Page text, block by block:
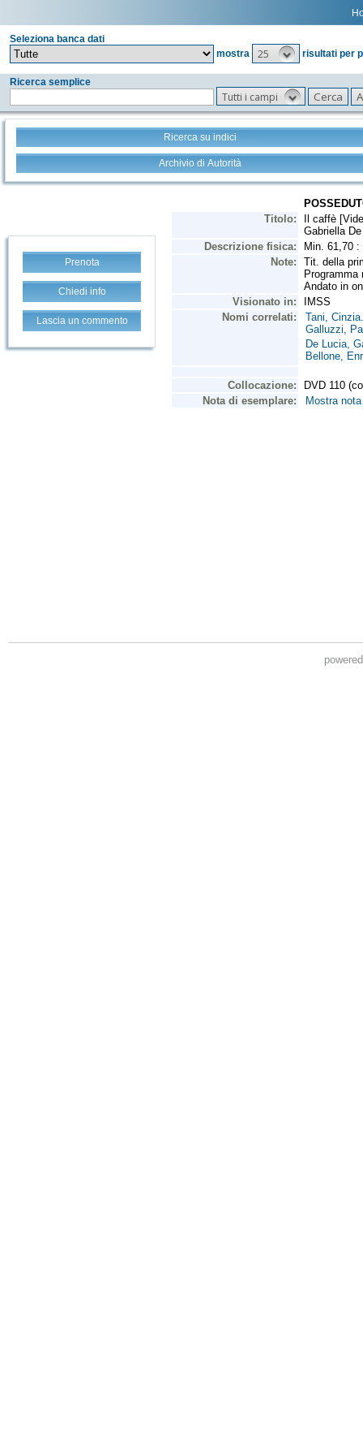
Seleziona banca dati
mostra
25 risultati per
Ricerca semplice
Tutti i campi
Ricerca su indici
Archivio di Autorità
Prenota
Chiedi info
Lascia un commento